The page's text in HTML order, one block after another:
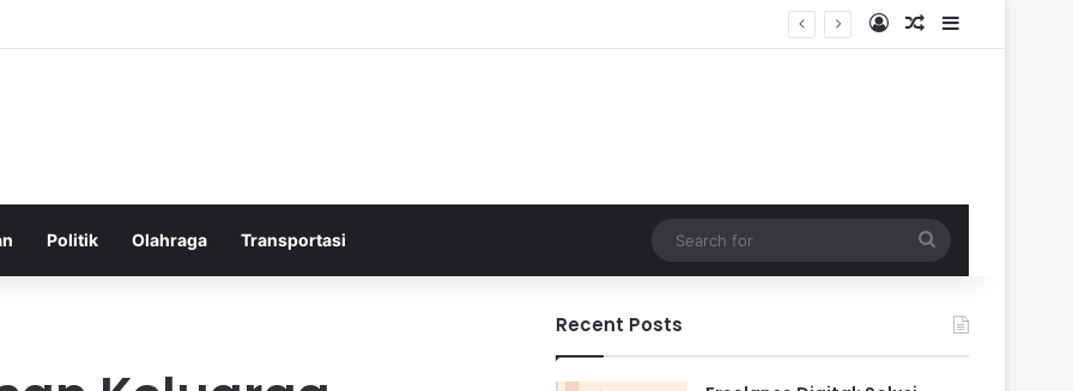
Log InRandom Article
Sidebar
Politik Olahraga Transportasi
for
Recent Posts